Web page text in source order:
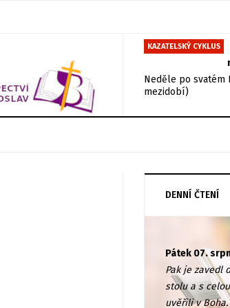
KAZATELSKÝ CYKLUS
Neděle po svatém
mezidobí)
DENNÍ ČTENÍ
Pátek 07.
Pak je zavedl
stolu a s
uvěřili v Boha.